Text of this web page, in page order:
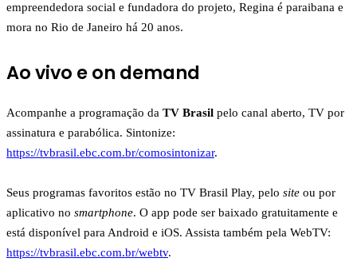
empreendedora social e fundadora do projeto, Regina é paraibana e
mora no Rio de Janeiro há 20 anos.
Ao vivo e on demand
Acompanhe a programação da TV Brasil pelo canal aberto, TV por
assinatura e parabólica. Sintonize:
https://tvbrasil.ebc.com.br/comosintonizar.
Seus programas favoritos estão no TV Brasil Play, pelo site ou por
aplicativo no smartphone. O app pode ser baixado gratuitamente e
está disponível para Android e iOS. Assista também pela WebTV:
https://tvbrasil.ebc.com.br/webtv.